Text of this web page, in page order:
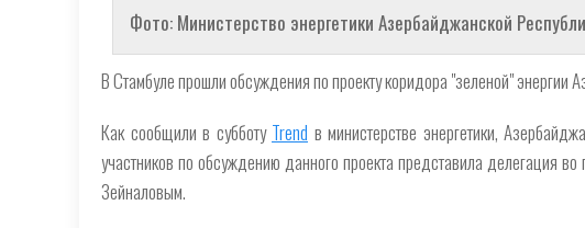
Фото: Министерство энергетики Азербайджанской
В Стамбуле прошли обсуждения по проекту коридора "зеленой" энергии
Как сообщили в субботу Trend в министерстве энергетики,
участников по обсуждению данного проекта представила делегация
Зейналовым.